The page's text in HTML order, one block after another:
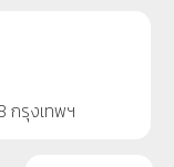
กรุงเทพฯ